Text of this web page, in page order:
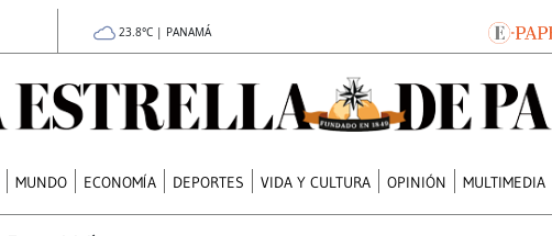
23.8°C | PANAMÁ
MUNDO ECONOMÍA DEPORTES VIDA Y CULTURA OPINIÓN MULTIMEDIA